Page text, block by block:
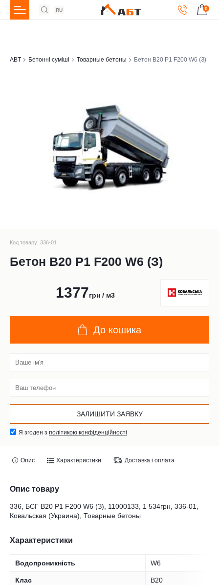
RU 0
ABT Бетонні суміші Товарные бетоны Бетон В20 Р1 F200 W6 (З)
Код товару: 336-01
Бетон В20 Р1 F200 W6 (З)
1377грн / м3
До кошика
Я згоден з політикою конфіденційності
Опис Характеристики Доставка і оплата
Опис товару
336, БСГ В20 Р1 F200 W6 (З), 11000133, 1 534грн, 336-01,
Ковальская (Украина), Товарные бетоны
Характеристики
Водопроникність W6
Клас B20